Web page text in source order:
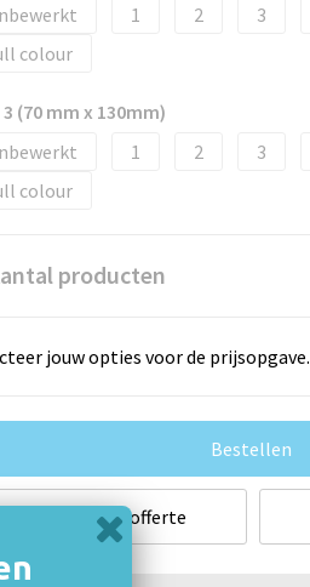
1 2 3
colour
(70 mm x 130mm)
1 2 3
colour
producten
jouw opties voor de prijsopgave.
Bestellen
Vrijblijvende offerte